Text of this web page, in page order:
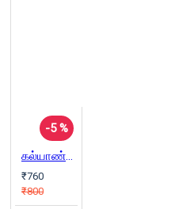
-5 %
கல்யாண்ஜி கவிதைகள்
₹760
₹800